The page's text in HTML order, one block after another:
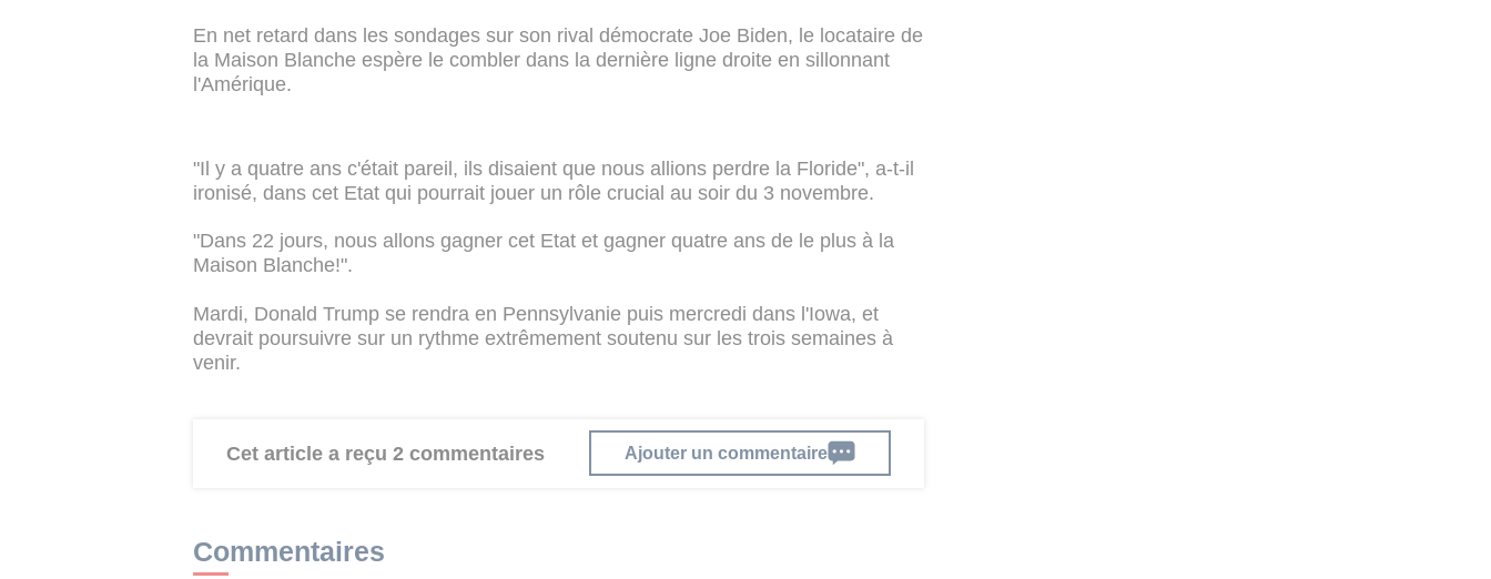
En net retard dans les sondages sur son rival démocrate Joe Biden, le locataire de
la Maison Blanche espère le combler dans la dernière ligne droite en sillonnant
l'Amérique.
"Il y a quatre ans c'était pareil, ils disaient que nous allions perdre la Floride", a-t-il
ironisé, dans cet Etat qui pourrait jouer un rôle crucial au soir du 3 novembre.
"Dans 22 jours, nous allons gagner cet Etat et gagner quatre ans de le plus à la
Maison Blanche!".
Mardi, Donald Trump se rendra en Pennsylvanie puis mercredi dans l'Iowa, et
devrait poursuivre sur un rythme extrêmement soutenu sur les trois semaines à
venir.
Cet article a reçu 2 commentaires Ajouter un commentaire
Commentaires